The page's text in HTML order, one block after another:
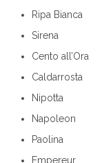
Ripa Bianca
Sirena
Cento all’Ora
Caldarrosta
Nipotta
Napoleon
Paolina
Empereur